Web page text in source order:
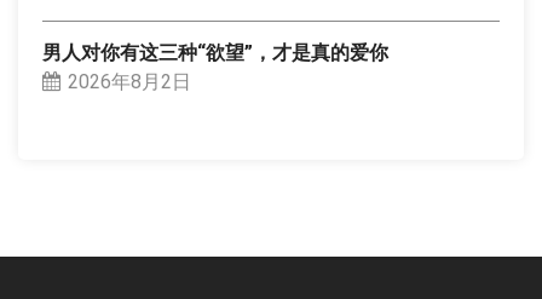
男人对你有这三种“欲望”，才是真的爱你
2026年8月2日